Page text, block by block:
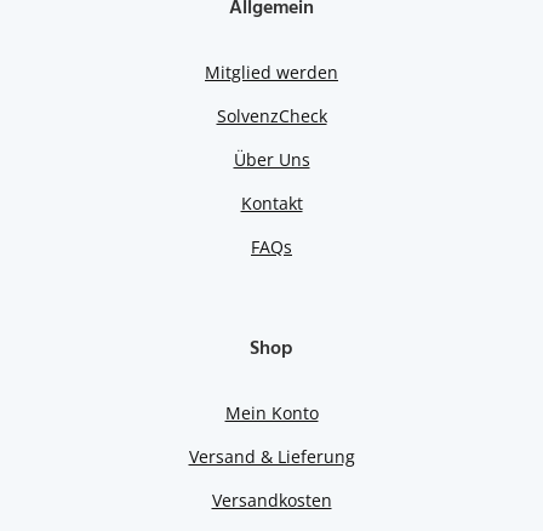
Allgemein
Mitglied werden
SolvenzCheck
Über Uns
Kontakt
FAQs
Shop
Mein Konto
Versand & Lieferung
Versandkosten